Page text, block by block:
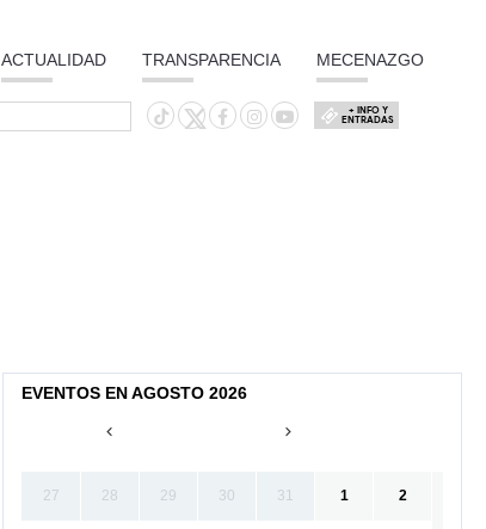
ACTUALIDAD TRANSPARENCIA MECENAZGO
+ INFO Y
ENTRADAS
EVENTOS EN AGOSTO 2026
27 28 29 30 31 1 2